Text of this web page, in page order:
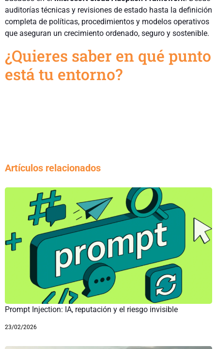
auditorías técnicas y revisiones de estado hasta la definición
completa de políticas, procedimientos y modelos operativos
que aseguran un crecimiento ordenado, seguro y sostenible.
¿Quieres saber en qué punto
está tu entorno?
Artículos relacionados
Prompt Injection: IA, reputación y el riesgo invisible
23/02/2026